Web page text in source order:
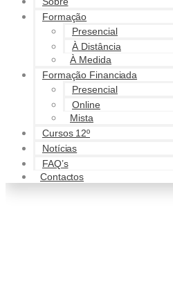
Formação
Presencial
À Distância
À Medida
Formação Financiada
Presencial
Online
Mista
Cursos 12º
Notícias
FAQ’s
Contactos